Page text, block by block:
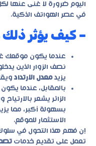
اليوم ضرورة لا غنى عنها
في عصر الهواتف الذكية.
– كيف يؤثر
عندما يكون موقعك
نصف الزوار الذين
يزيد معدل الارتداد
بالمقابل، عندما يكون
الزائر يشعر
بسهولة أكبر، مما
الاستثمار للموقع.
إن فهم هذا التحول في
تعمل على تقديم خدمات